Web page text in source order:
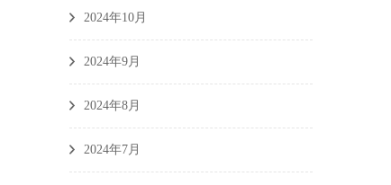
2024年10月
2024年9月
2024年8月
2024年7月